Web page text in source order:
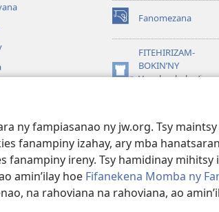
ny fampiasanao ny jw.org. Tsy maintsy
fanampiny izahay, ary mba
ireny. Tsy hamidinay mihitsy
amin’ilay hoe Fifanekena Momba ny
na rahoviana na rahoviana, ao
Fanomezana
(manokatra
rohy)
FITEHIRIZAM-
BOKIN’NY
Vavolombelon’i
(manokatra
|FIFANEKENA MOMBA NY TSIAMBARATELO|